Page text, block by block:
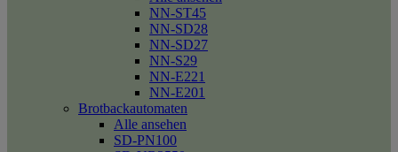
NN-ST45
NN-SD28
NN-SD27
NN-S29
NN-E221
NN-E201
Brotbackautomaten
Alle ansehen
SD-PN100